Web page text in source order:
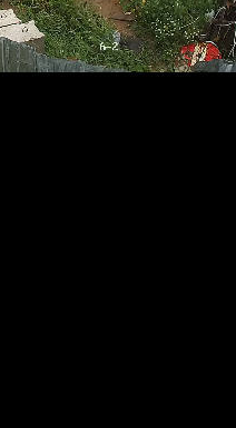
RTSP.ME